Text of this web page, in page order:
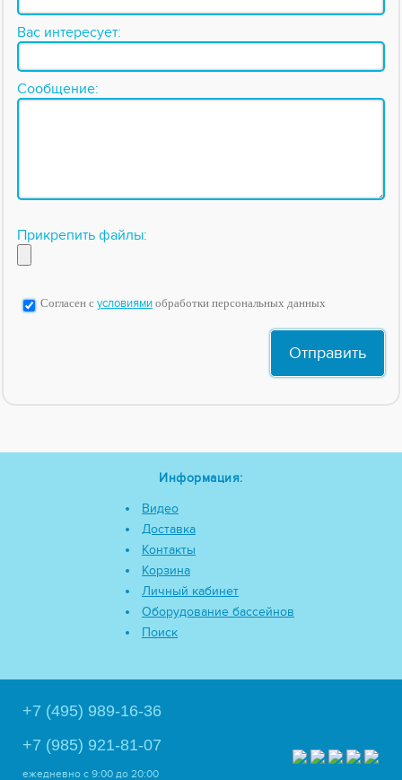
Вас интересует:
Сообщение:
Прикрепить файлы:
Согласен с условиями обработки персональных данных
Информация:
Видео
Доставка
Контакты
Корзина
Личный кабинет
Оборудование бассейнов
Поиск
+7 (495) 989-16-36
+7 (985) 921-81-07
ежедневно с 9:00 до 20:00